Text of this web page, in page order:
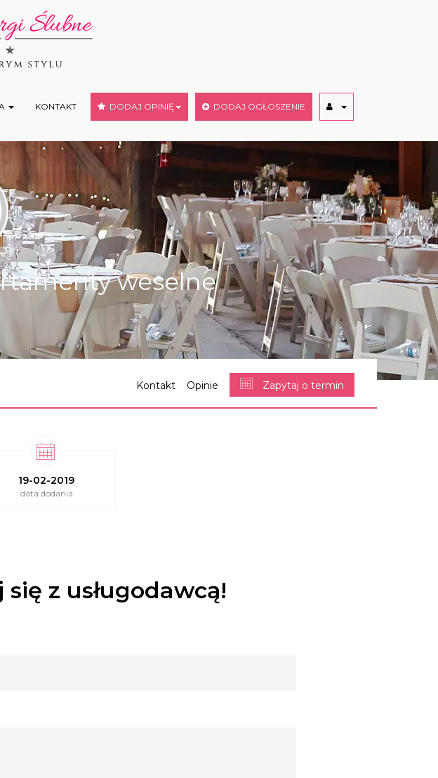
KONTAKT DODAJ OPINIĘ DODAJ OGŁOSZENIE
weselne
Kontakt Opinie Zapytaj o termin
19-02-2019
data dodania
z usługodawcą!